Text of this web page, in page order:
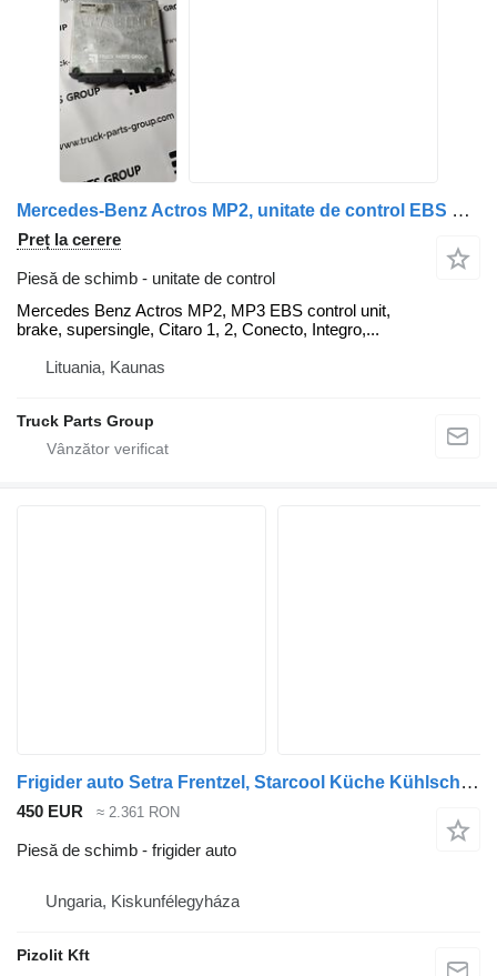
Mercedes-Benz Actros MP2, unitate de control EBS MP3, frână EBS, supersingle, Citaro Mercedes pentru cap tractor Mercedes-Benz Mercedes Benz Actros MP2, MP3 EBS control unit, EBS brake, supersingle, Citaro 1, Citaro 2, Conecto, Integro, Intouro, O350, Tourismo, Travego, EVOBUS, 0004469436, 4461300640, EPB 4S / 4M, 4461300570, EB5003, 0004465636, 0004463036, 0004463136, 0004464136, 0004466236, 0004464336, 0004467336, 0004469436, 0014460336, 0004465736, 0004467536, 4461300620, 0004467036, EBS BUS, 0014461202, 0014461702, 0014462102, 0014467102, 0014462302, 0004467036, 0034464502, 0034464602, 0034469802, 3844460015, 3824464210, 3844460610, 3844460910, automatic TRS, 3844460910, 3824465110, 4461300110, 0004461236, 4461300590, 4461300620, 4461300550
Preț la cerere
Piesă de schimb - unitate de control
Mercedes Benz Actros MP2, MP3 EBS control unit,
brake, supersingle, Citaro 1, 2, Conecto, Integro,...
Lituania, Kaunas
Truck Parts Group
Frigider auto Setra Frentzel, Starcool Küche Kühlschrank pentru cap tractor Mercedes-Benz Tourismo Travego Setra 400, 500
450 EUR ≈ 2.361 RON
Piesă de schimb - frigider auto
Ungaria, Kiskunfélegyháza
Pizolit Kft